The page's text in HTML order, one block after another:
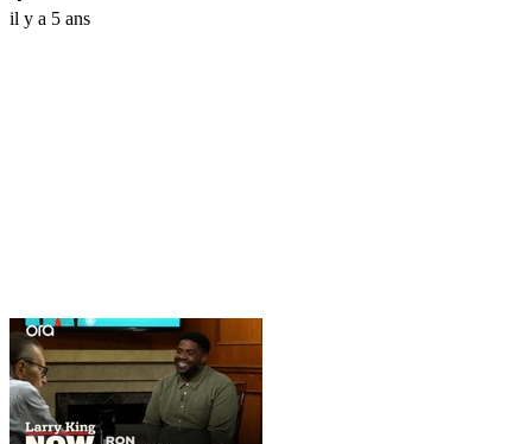
il y a 5 ans